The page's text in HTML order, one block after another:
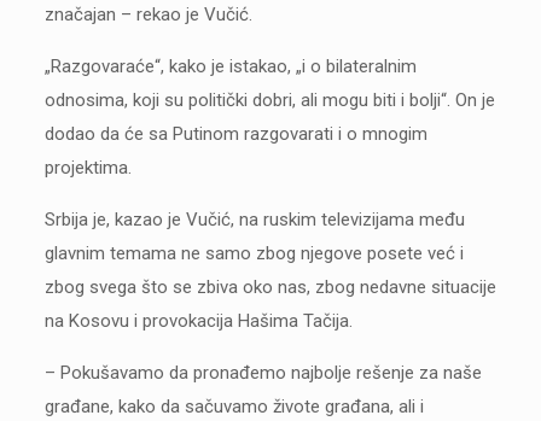
značajan – rekao je Vučić.
„Razgovaraće“, kako je istakao, „i o bilateralnim
odnosima, koji su politički dobri, ali mogu biti i bolji“. On je
dodao da će sa Putinom razgovarati i o mnogim
projektima.
Srbija je, kazao je Vučić, na ruskim televizijama među
glavnim temama ne samo zbog njegove posete već i
zbog svega što se zbiva oko nas, zbog nedavne situacije
na Kosovu i provokacija Hašima Tačija.
– Pokušavamo da pronađemo najbolje rešenje za naše
građane, kako da sačuvamo živote građana, ali i